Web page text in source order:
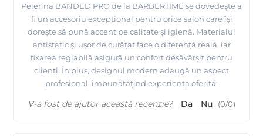
Pelerina BANDED PRO de la BARBERTIME se dovedește a
fi un accesoriu excepțional pentru orice salon care își
dorește să pună accent pe calitate și igienă. Materialul
antistatic și ușor de curățat face o diferență reală, iar
fixarea reglabilă asigură un confort desăvârșit pentru
clienți. În plus, designul modern adaugă un aspect
profesional, îmbunătățind experiența oferită.
V-a fost de ajutor această recenzie? Da Nu (0/0)